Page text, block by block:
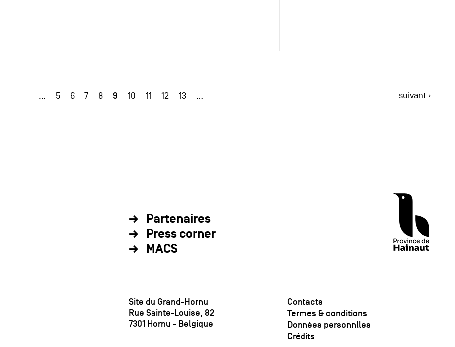
… 5 6 7 8 9 10 11 12 13 … suivant ›
Partenaires
Press corner
MACS
Site du Grand-Hornu
Rue Sainte-Louise, 82
7301 Hornu - Belgique
Contacts
Termes & conditions
Données personnlles
Crédits